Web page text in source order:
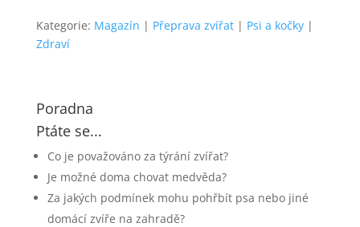
Kategorie: Magazín | Přeprava zvířat| Psi a kočky|
Zdraví
Poradna
Ptáte se...
Co je považováno za týrání zvířat?
Je možné doma chovat medvěda?
Za jakých podmínek mohu pohřbít psa nebo jiné
domácí zvíře na zahradě?